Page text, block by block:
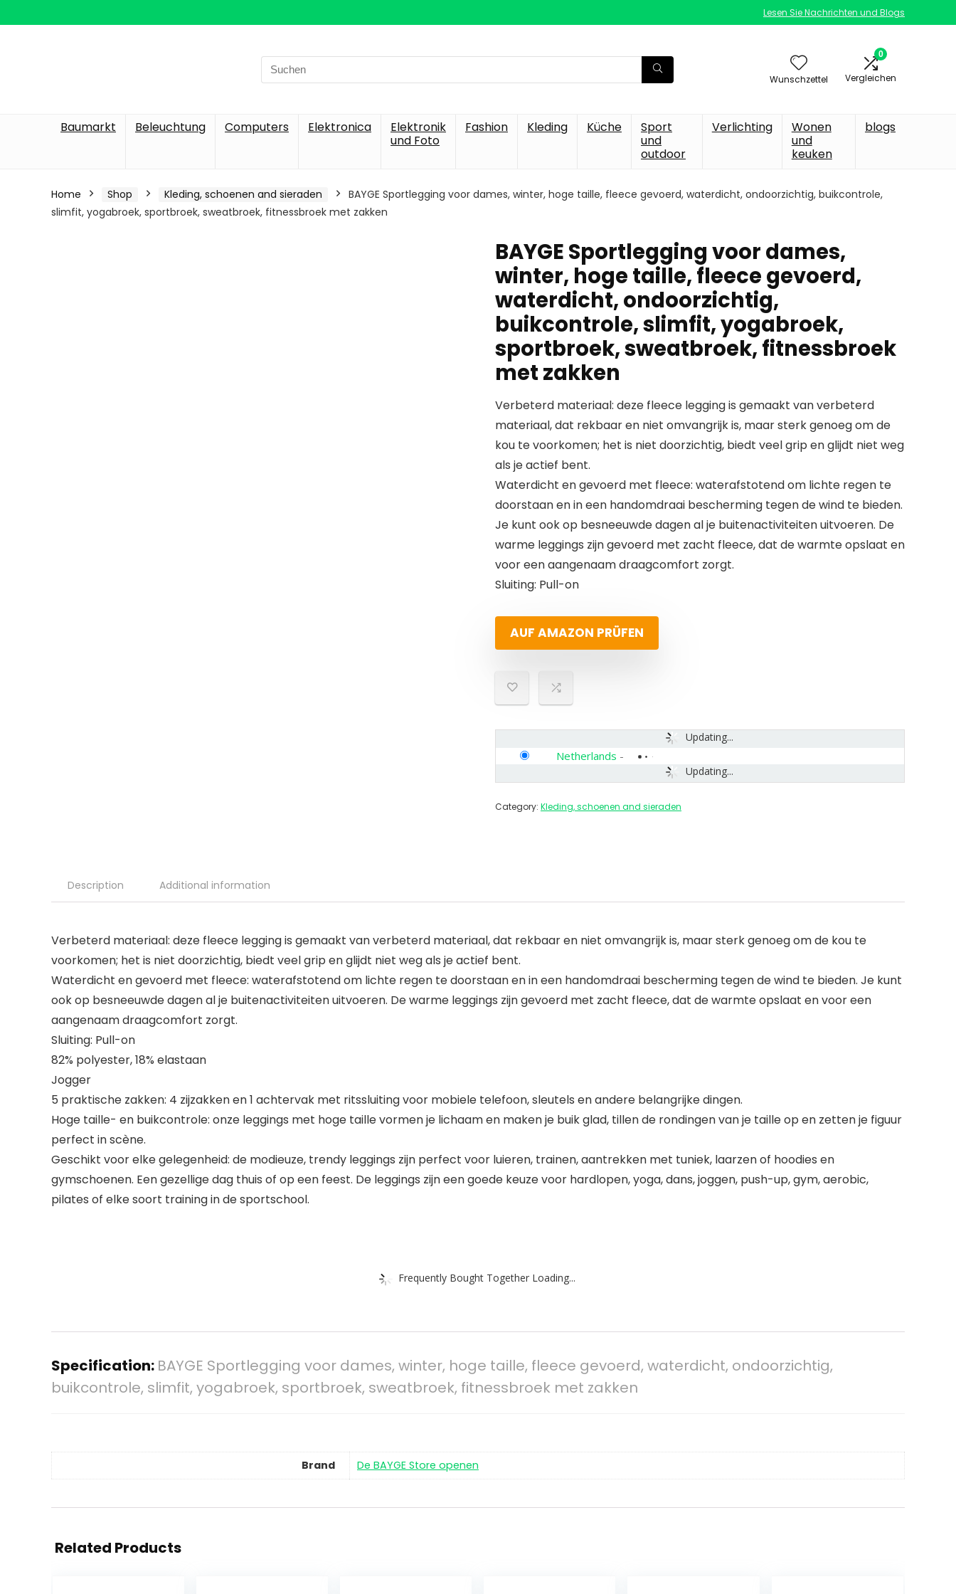
Lesen Sie Nachrichten und Blogs
Search
for:
Wunschzettel
0
Vergleichen
Baumarkt Beleuchtung Computers Elektronica
Elektronik
und Foto
Fashion Kleding Küche
Sport
und
outdoor
Verlichting
Wonen
und
keuken
blogs
Home Shop Kleding, schoenen and sieraden
BAYGE Sportlegging voor dames, winter, hoge taille, fleece gevoerd, waterdicht, ondoorzichtig, buikcontrole,
slimfit, yogabroek, sportbroek, sweatbroek, fitnessbroek met zakken
BAYGE Sportlegging voor dames,
winter, hoge taille, fleece gevoerd,
waterdicht, ondoorzichtig,
buikcontrole, slimfit, yogabroek,
sportbroek, sweatbroek, fitnessbroek
met zakken
Verbeterd materiaal: deze fleece legging is gemaakt van verbeterd
materiaal, dat rekbaar en niet omvangrijk is, maar sterk genoeg om de
kou te voorkomen; het is niet doorzichtig, biedt veel grip en glijdt niet weg
als je actief bent.
Waterdicht en gevoerd met fleece: waterafstotend om lichte regen te
doorstaan en in een handomdraai bescherming tegen de wind te bieden.
Je kunt ook op besneeuwde dagen al je buitenactiviteiten uitvoeren. De
warme leggings zijn gevoerd met zacht fleece, dat de warmte opslaat en
voor een aangenaam draagcomfort zorgt.
Sluiting: Pull-on
AUF AMAZON PRÜFEN
Updating...
Updating...
Netherlands -
Category: Kleding, schoenen and sieraden
Description Additional information
Verbeterd materiaal: deze fleece legging is gemaakt van verbeterd materiaal, dat rekbaar en niet omvangrijk is, maar sterk genoeg om de kou te
voorkomen; het is niet doorzichtig, biedt veel grip en glijdt niet weg als je actief bent.
Waterdicht en gevoerd met fleece: waterafstotend om lichte regen te doorstaan en in een handomdraai bescherming tegen de wind te bieden. Je kunt
ook op besneeuwde dagen al je buitenactiviteiten uitvoeren. De warme leggings zijn gevoerd met zacht fleece, dat de warmte opslaat en voor een
aangenaam draagcomfort zorgt.
Sluiting: Pull-on
82% polyester, 18% elastaan
Jogger
5 praktische zakken: 4 zijzakken en 1 achtervak met ritssluiting voor mobiele telefoon, sleutels en andere belangrijke dingen.
Hoge taille- en buikcontrole: onze leggings met hoge taille vormen je lichaam en maken je buik glad, tillen de rondingen van je taille op en zetten je figuur
perfect in scène.
Geschikt voor elke gelegenheid: de modieuze, trendy leggings zijn perfect voor luieren, trainen, aantrekken met tuniek, laarzen of hoodies en
gymschoenen. Een gezellige dag thuis of op een feest. De leggings zijn een goede keuze voor hardlopen, yoga, dans, joggen, push-up, gym, aerobic,
pilates of elke soort training in de sportschool.
Frequently Bought Together Loading...
Specification: BAYGE Sportlegging voor dames, winter, hoge taille, fleece gevoerd, waterdicht, ondoorzichtig,
buikcontrole, slimfit, yogabroek, sportbroek, sweatbroek, fitnessbroek met zakken
Brand De BAYGE Store openen
Related Products